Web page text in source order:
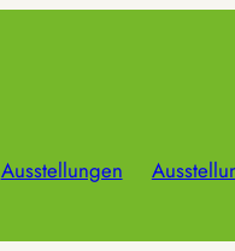
Ausstellungen